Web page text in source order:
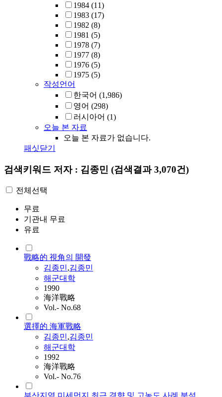
1984 (11)
1983 (17)
1982 (8)
1981 (5)
1978 (7)
1977 (8)
1976 (5)
1975 (5)
작성언어
한국어 (1,986)
영어 (298)
러시아어 (1)
오늘 본 자료
오늘 본 자료가 없습니다.
패싯닫기
검색키워드 저자 : 김종민 (검색결과 3,070건)
전체선택
무료
기관내 무료
유료
戰略的 視角의 開發
김종민,김종민
해군대학
1990
海洋戰略
Vol.- No.68
選擇的 海軍戰略
김종민,김종민
해군대학
1992
海洋戰略
Vol.- No.76